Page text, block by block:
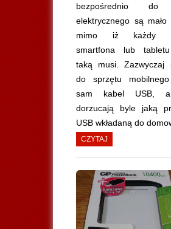
bezpośrednio do
elektrycznego są mało
mimo iż każdy
smartfona lub
taką musi. Zazwyczaj
do sprzętu mobilnego
sam kabel USB, a
dorzucają byle jaką
USB wkładaną do
CZYTAJ